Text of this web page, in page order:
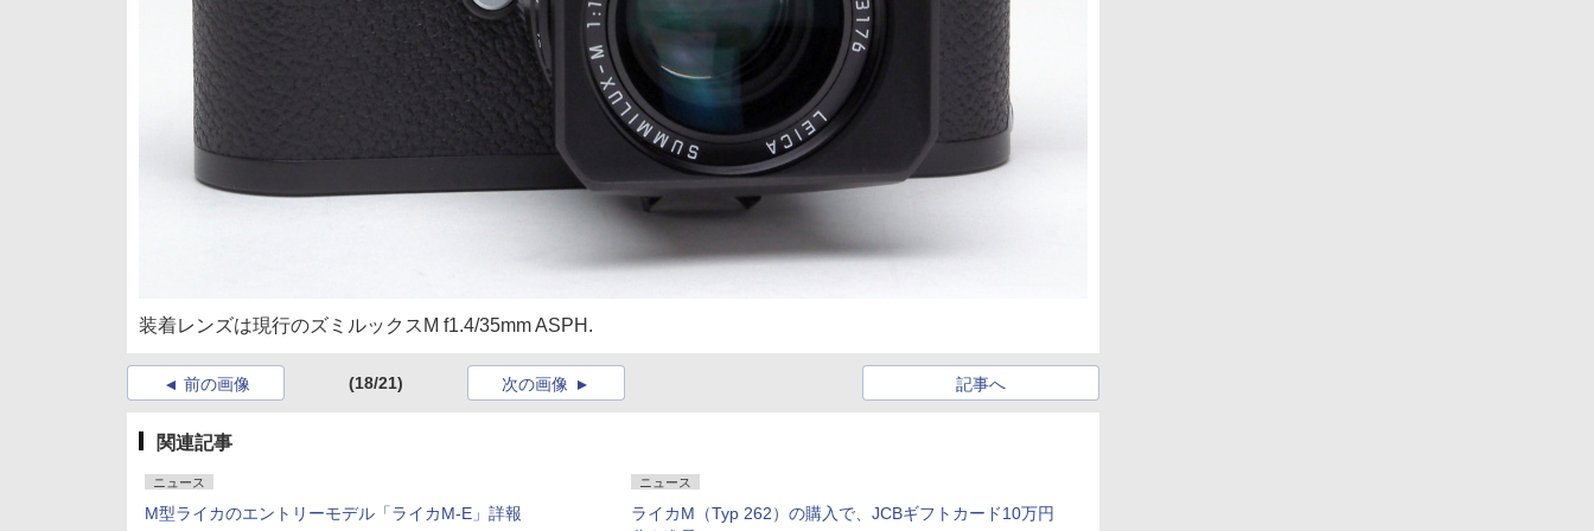
装着レンズは現行のズミルックスM f1.4/35mm ASPH.
前の画像 (18/21) 記事へ
次の画像
関連記事
ニュース
M型ライカのエントリーモデル「ライカM-E」詳報
ニュース
ライカM（Typ 262）の購入で、JCBギフトカード10万円